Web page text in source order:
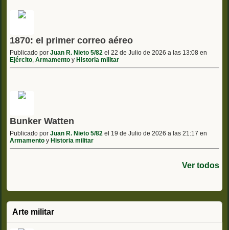
1870: el primer correo aéreo
Publicado por Juan R. Nieto 5/82 el 22 de Julio de 2026 a las 13:08 en
Ejército Armamento y Historia militar
Bunker Watten
Publicado por Juan R. Nieto 5/82 el 19 de Julio de 2026 a las 21:17 en
Armamento y Historia militar
Ver todos
Arte militar